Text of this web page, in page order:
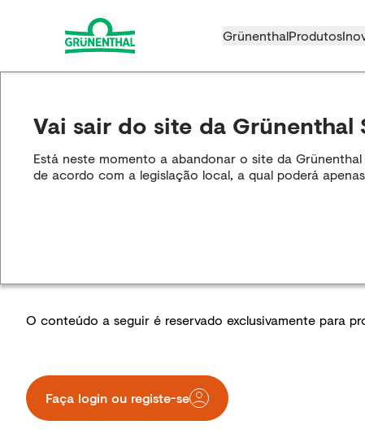
GrünenthalProdutos
Vai sair do site da Grünenthal
Está neste momento a abandonar o site da
de acordo com a legislação local, a qual poderá
O conteúdo a seguir é reservado exclusivamente para
Faça login ou registe-se​